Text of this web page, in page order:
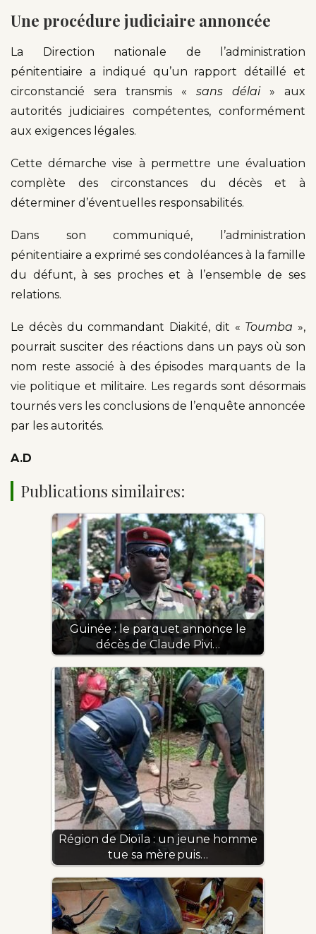
Une procédure judiciaire annoncée
La Direction nationale de l’administration
pénitentiaire a indiqué qu’un rapport détaillé et
circonstancié sera transmis « sans délai» aux
autorités judiciaires compétentes, conformément
aux exigences légales.
Cette démarche vise à permettre une évaluation
complète des circonstances du décès et à
déterminer d’éventuelles responsabilités.
Dans son communiqué, l’administration
pénitentiaire a exprimé ses condoléances à la famille
du défunt, à ses proches et à l’ensemble de ses
relations.
Le décès du commandant Diakité, dit « Toumba »,
pourrait susciter des réactions dans un pays où son
nom reste associé à des épisodes marquants de la
vie politique et militaire. Les regards sont désormais
tournés vers les conclusions de l’enquête annoncée
par les autorités.
A.D
Publications similaires:
Guinée : le parquet annonce le
décès de Claude Pivi…
Région de Dioïla : un jeune homme
tue sa mère puis…